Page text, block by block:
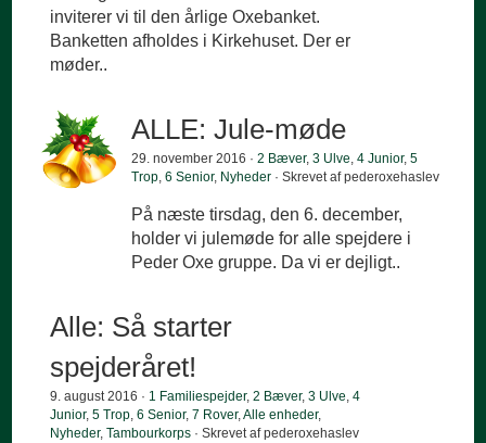
inviterer vi til den årlige Oxebanket.
Banketten afholdes i Kirkehuset. Der er
møder..
ALLE: Jule-møde
29. november 2016 ·2 Bæver,3 Ulve,4 Junior,5
Trop,6 Senior, Nyheder · Skrevet af pederoxehaslev
På næste tirsdag, den 6. december,
holder vi julemøde for alle spejdere i
Peder Oxe gruppe. Da vi er dejligt..
Alle: Så starter
spejderåret!
9. august 2016 · 1 Familiespejder,2 Bæver,3 Ulve,4
Junior,5 Trop,6 Senior,7 Rover,Alle enheder,
Nyheder,Tambourkorps · Skrevet af pederoxehaslev